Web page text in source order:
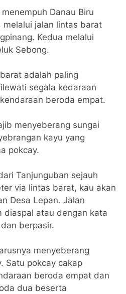
Danau Biru
melalui jalan lintas barat
Kedua melalui
Sebong.
adalah paling
segala kedaraan
beroda empat.
menyeberang sungai
kayu yang
pokcay.
Tanjunguban sejauh
via lintas barat, kau akan
Desa Lepan. Jalan
diaspal atau dengan kata
berpasir.
menyeberang
Satu pokcay cakap
beroda empat dan
dua beserta